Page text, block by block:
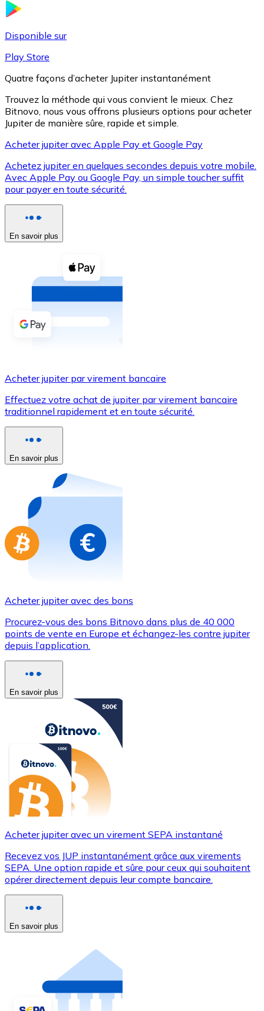
XRP
XRP
Voir toutes
Coupons crypto
Achetez des cryptomonnaies en espèces et d'autres
Acheter avec espèces
Virement SEPA
Utilisez les cartes Visa et Mastercard pour acheter
Acheter avec carte
Nouveau
Achetez des cartes-cadeaux de vos marques
Aller à la boutique de cartes-cadeaux
Disponible sur
Play Store
Quatre façons d’acheter Jupiter instantanément
Trouvez la méthode qui vous convient le mieux. Chez
Bitnovo, nous vous offrons plusieurs options pour acheter
Jupiter de manière sûre, rapide et simple.
Acheter jupiter avec Apple Pay et Google Pay
Achetez jupiter en quelques secondes depuis votre mobile.
Avec Apple Pay ou Google Pay, un simple toucher suffit
pour payer en toute sécurité.
En savoir plus
Acheter jupiter par virement bancaire
Effectuez votre achat de jupiter par virement bancaire
traditionnel rapidement et en toute sécurité.
En savoir plus
Acheter jupiter avec des bons
Procurez-vous des bons Bitnovo dans plus de 40 000
points de vente en Europe et échangez-les contre jupiter
depuis l’application.
En savoir plus
Acheter jupiter avec un virement SEPA instantané
Recevez vos JUP instantanément grâce aux virements
SEPA. Une option rapide et sûre pour ceux qui souhaitent
opérer directement depuis leur compte bancaire.
En savoir plus